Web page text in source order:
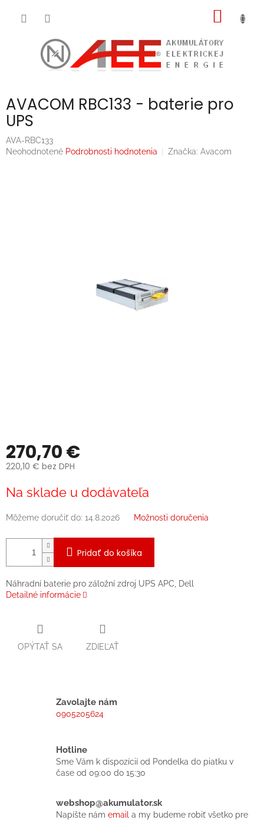
AVACOM RBC133 - baterie pro
UPS
AVA-RBC133
Priemerné
Neohodnotené Podrobnosti hodnotenia Značka: Avacom
270,70 €
220,10 € bez DPH
cena:
Na sklade u dodávateľa
Môžeme doručiť do: 14.8.2026 Možnosti doručenia
Pridať do košíka
Náhradní baterie pro záložní zdroj UPS APC, Dell
Detailné informácie
OPÝTAŤ SA ZDIEĽAŤ
Zavolajte nám
0905205624
Hotline
Sme Vám k dispozícií od Pondelka do piatku v
čase od 09:00 do 15:30
webshop@akumulator.sk
Napíšte nám email a my budeme robiť všetko pre